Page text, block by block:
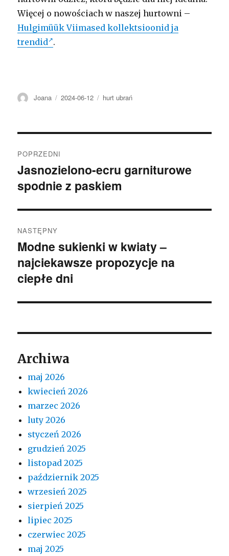
Więcej o nowościach w naszej hurtowni –
Hulgimüük Viimased kollektsioonid ja
trendid .
Autor
Joana Opublikowano
2024-06-12 Kategorie
hurt ubrań
wpisu
POPRZEDNI
Poprzedni
wpis:
Jasnozielono-ecru garniturowe
spodnie z paskiem
NASTĘPNY
Następny
wpis:
Modne sukienki w kwiaty –
najciekawsze propozycje na
ciepłe dni
Archiwa
maj 2026
kwiecień 2026
marzec 2026
luty 2026
styczeń 2026
grudzień 2025
listopad 2025
październik 2025
wrzesień 2025
sierpień 2025
lipiec 2025
czerwiec 2025
maj 2025